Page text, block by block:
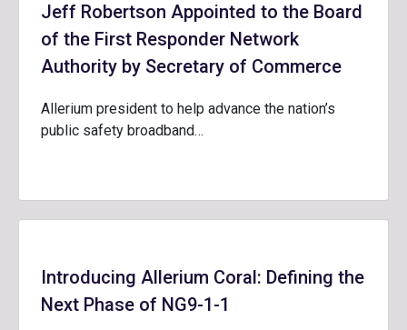
Jeff Robertson Appointed to the Board
of the First Responder Network
Authority by Secretary of Commerce
Allerium president to help advance the nation’s
public safety broadband…
Introducing Allerium Coral: Defining the
Next Phase of NG9-1-1